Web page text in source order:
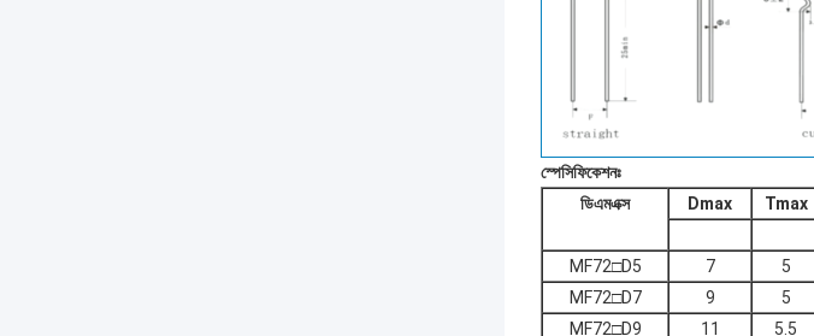
স্পেসিফিকেশনঃ
ডিএমএক্স
Dmax Tmax
MF72□D5
7 5
MF72□D7
9 5
MF72□D9
11 5.5